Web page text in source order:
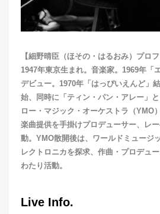
【細野晴臣（ほその・はるおみ）プロフ
1947年東京生まれ。音楽家。1969年「
デビュー。1970年「はっぴいえんど」
始、同時に「ティン・パン・アレー」
ロー・マジック・オーケストラ（YMO
楽曲提供を手掛けプロデューサー、レ
動。YMO散開後は、ワールドミュージ
レクトロニカを探求、作曲・プロデュ
わたり活動。
Live Info.